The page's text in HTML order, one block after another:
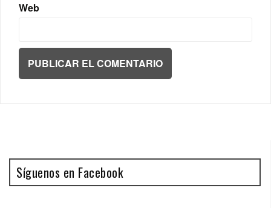
Web
Síguenos en Facebook